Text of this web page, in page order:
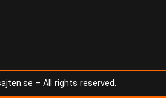
– All rights reserved.